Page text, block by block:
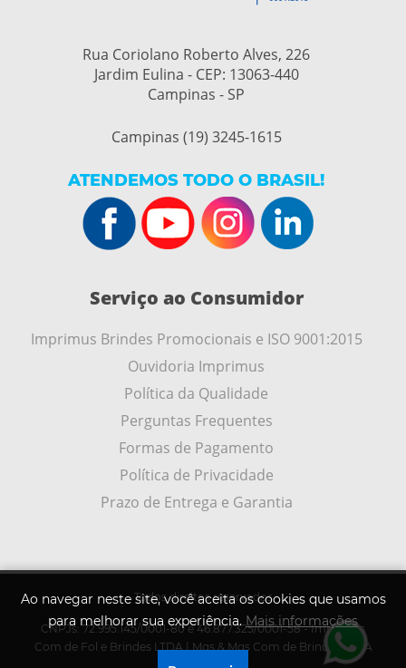
.
Ao navegar neste site, você aceita os cookies que usamos
para melhorar sua experiência.Mais informações
Rua Coriolano Roberto Alves, 226
Jardim Eulina - CEP: 13063-440
Campinas - SP
Campinas (19) 3245-1615
ATENDEMOS TODO O BRASIL!
Serviço ao Consumidor
Imprimus Brindes Promocionais e ISO 9001:2015
Ouvidoria Imprimus
Política da Qualidade
Perguntas Frequentes
Formas de Pagamento
Política de Privacidade
Prazo de Entrega e Garantia
Todos direitos reservados
CNPJs: 72.995.145/0001-80 e 46.877.325/0001-58 - Imprimus
Com de Fol e Brindes LTDA | Mqs & Mqs Com de Brindes LTDA